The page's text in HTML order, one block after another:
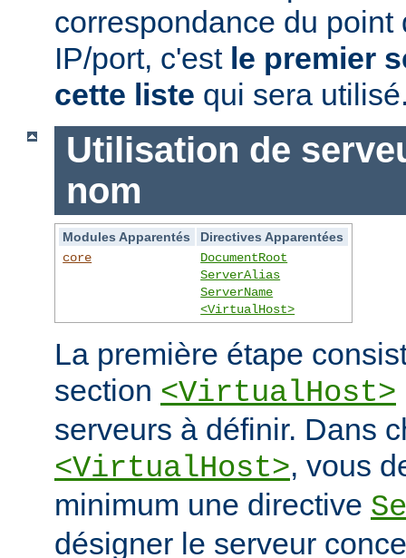
correspondance du point
IP/port, c'est le premier
cette liste qui sera
Utilisation de
nom
Modules Apparentés
Directives Apparentées
core
DocumentRoot
ServerAlias
ServerName
<VirtualHost>
La première étape
section <VirtualHost>
serveurs à définir. Dans
<VirtualHost>, vous
minimum une directive
désigner le serveur